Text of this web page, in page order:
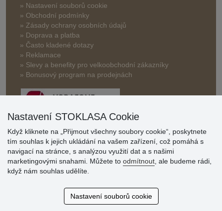
» Nastavení souborů cookie
» Obchodní podmínky
» Zásady ochrany osobních údajů
» Doprava a platba
» Často kladené dotazy
» Reklamace
» Slevy a benefity pro velkoobchodní zákazníky
» Bonusový program na prodejnách
Hodnocení
zákazníků
Super obchod, kvalitní zboží za slušné ceny. Vřele
Nastavení STOKLASA Cookie
Když kliknete na „Přijmout všechny soubory cookie“, poskytnete
tím souhlas k jejich ukládání na vašem zařízení, což pomáhá s
navigací na stránce, s analýzou využití dat a s našimi
marketingovými snahami. Můžete to odmítnout , ale budeme rádi,
když nám souhlas udělíte.
Nastavení souborů cookie